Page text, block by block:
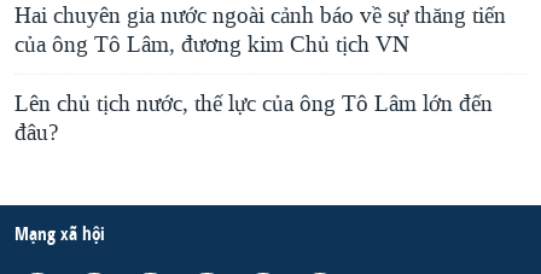
Hai chuyên gia nước ngoài cảnh báo về sự thăng tiến
của ông Tô Lâm, đương kim Chủ tịch VN
Lên chủ tịch nước, thế lực của ông Tô Lâm lớn đến
đâu?
Mạng xã hội